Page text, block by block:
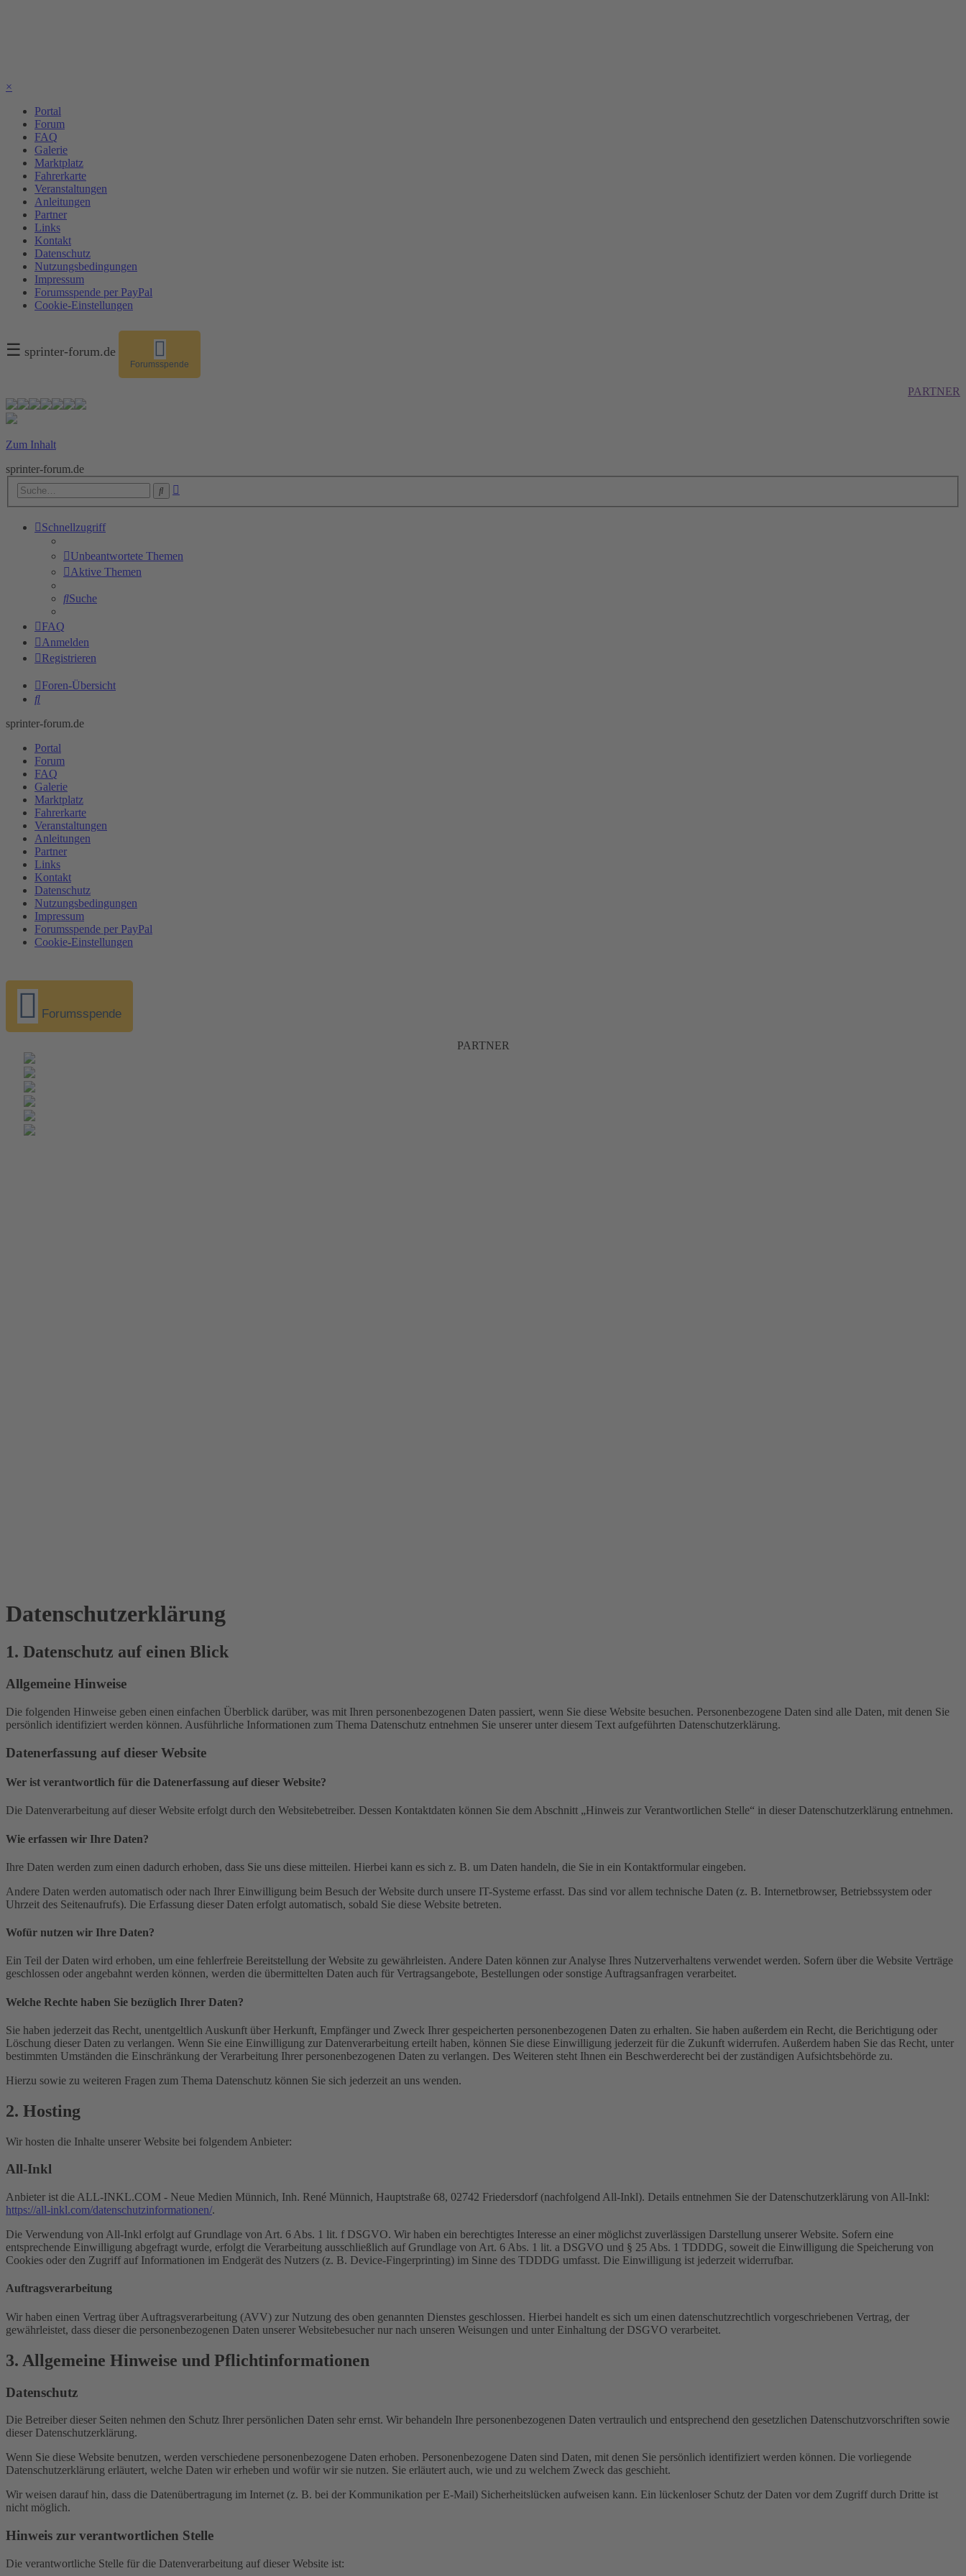
×
Portal
Forum
FAQ
Galerie
Marktplatz
Fahrerkarte
Veranstaltungen
Anleitungen
Partner
Links
Kontakt
Datenschutz
Nutzungsbedingungen
Impressum
Forumsspende per PayPal
Cookie-Einstellungen
☰ sprinter-forum.de
Forumsspende
PARTNER
Zum Inhalt
sprinter-forum.de
Suche
Schnellzugriff
Unbeantwortete Themen
Aktive Themen
Suche
FAQ
Anmelden
Registrieren
Foren-Übersicht
Suche
sprinter-forum.de
Portal
Forum
FAQ
Galerie
Marktplatz
Fahrerkarte
Veranstaltungen
Anleitungen
Partner
Links
Kontakt
Datenschutz
Nutzungsbedingungen
Impressum
Forumsspende per PayPal
Cookie-Einstellungen
Forumsspende
PARTNER
Datenschutz­erklärung
1. Datenschutz auf einen Blick
Allgemeine Hinweise
Die folgenden Hinweise geben einen einfachen Überblick darüber, was mit Ihren personenbezogenen Daten passiert, wenn Sie diese Website besuchen. Personenbezogene Daten sind alle Daten, mit denen Sie
persönlich identifiziert werden können. Ausführliche Informationen zum Thema Datenschutz entnehmen Sie unserer unter diesem Text aufgeführten Datenschutzerklärung.
Datenerfassung auf dieser Website
Wer ist verantwortlich für die Datenerfassung auf dieser Website?
Die Datenverarbeitung auf dieser Website erfolgt durch den Websitebetreiber. Dessen Kontaktdaten können Sie dem Abschnitt „Hinweis zur Verantwortlichen Stelle“ in dieser Datenschutzerklärung entnehmen.
Wie erfassen wir Ihre Daten?
Ihre Daten werden zum einen dadurch erhoben, dass Sie uns diese mitteilen. Hierbei kann es sich z. B. um Daten handeln, die Sie in ein Kontaktformular eingeben.
Andere Daten werden automatisch oder nach Ihrer Einwilligung beim Besuch der Website durch unsere IT-Systeme erfasst. Das sind vor allem technische Daten (z. B. Internetbrowser, Betriebssystem oder
Uhrzeit des Seitenaufrufs). Die Erfassung dieser Daten erfolgt automatisch, sobald Sie diese Website betreten.
Wofür nutzen wir Ihre Daten?
Ein Teil der Daten wird erhoben, um eine fehlerfreie Bereitstellung der Website zu gewährleisten. Andere Daten können zur Analyse Ihres Nutzerverhaltens verwendet werden. Sofern über die Website Verträge
geschlossen oder angebahnt werden können, werden die übermittelten Daten auch für Vertragsangebote, Bestellungen oder sonstige Auftragsanfragen verarbeitet.
Welche Rechte haben Sie bezüglich Ihrer Daten?
Sie haben jederzeit das Recht, unentgeltlich Auskunft über Herkunft, Empfänger und Zweck Ihrer gespeicherten personenbezogenen Daten zu erhalten. Sie haben außerdem ein Recht, die Berichtigung oder
Löschung dieser Daten zu verlangen. Wenn Sie eine Einwilligung zur Datenverarbeitung erteilt haben, können Sie diese Einwilligung jederzeit für die Zukunft widerrufen. Außerdem haben Sie das Recht, unter
bestimmten Umständen die Einschränkung der Verarbeitung Ihrer personenbezogenen Daten zu verlangen. Des Weiteren steht Ihnen ein Beschwerderecht bei der zuständigen Aufsichtsbehörde zu.
Hierzu sowie zu weiteren Fragen zum Thema Datenschutz können Sie sich jederzeit an uns wenden.
2. Hosting
Wir hosten die Inhalte unserer Website bei folgendem Anbieter:
All-Inkl
Anbieter ist die ALL-INKL.COM - Neue Medien Münnich, Inh. René Münnich, Hauptstraße 68, 02742 Friedersdorf (nachfolgend All-Inkl). Details entnehmen Sie der Datenschutzerklärung von All-Inkl:
https://all-inkl.com/datenschutzinformationen/.
Die Verwendung von All-Inkl erfolgt auf Grundlage von Art. 6 Abs. 1 lit. f DSGVO. Wir haben ein berechtigtes Interesse an einer möglichst zuverlässigen Darstellung unserer Website. Sofern eine
entsprechende Einwilligung abgefragt wurde, erfolgt die Verarbeitung ausschließlich auf Grundlage von Art. 6 Abs. 1 lit. a DSGVO und § 25 Abs. 1 TDDDG, soweit die Einwilligung die Speicherung von
Cookies oder den Zugriff auf Informationen im Endgerät des Nutzers (z. B. Device-Fingerprinting) im Sinne des TDDDG umfasst. Die Einwilligung ist jederzeit widerrufbar.
Auftragsverarbeitung
Wir haben einen Vertrag über Auftragsverarbeitung (AVV) zur Nutzung des oben genannten Dienstes geschlossen. Hierbei handelt es sich um einen datenschutzrechtlich vorgeschriebenen Vertrag, der
gewährleistet, dass dieser die personenbezogenen Daten unserer Websitebesucher nur nach unseren Weisungen und unter Einhaltung der DSGVO verarbeitet.
3. Allgemeine Hinweise und Pflicht­informationen
Datenschutz
Die Betreiber dieser Seiten nehmen den Schutz Ihrer persönlichen Daten sehr ernst. Wir behandeln Ihre personenbezogenen Daten vertraulich und entsprechend den gesetzlichen Datenschutzvorschriften sowie
dieser Datenschutzerklärung.
Wenn Sie diese Website benutzen, werden verschiedene personenbezogene Daten erhoben. Personenbezogene Daten sind Daten, mit denen Sie persönlich identifiziert werden können. Die vorliegende
Datenschutzerklärung erläutert, welche Daten wir erheben und wofür wir sie nutzen. Sie erläutert auch, wie und zu welchem Zweck das geschieht.
Wir weisen darauf hin, dass die Datenübertragung im Internet (z. B. bei der Kommunikation per E-Mail) Sicherheitslücken aufweisen kann. Ein lückenloser Schutz der Daten vor dem Zugriff durch Dritte ist
nicht möglich.
Hinweis zur verantwortlichen Stelle
Die verantwortliche Stelle für die Datenverarbeitung auf dieser Website ist: